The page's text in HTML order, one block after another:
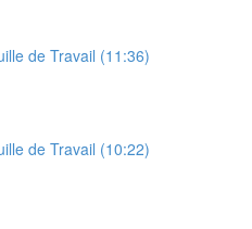
de Travail (11:36)
de Travail (10:22)